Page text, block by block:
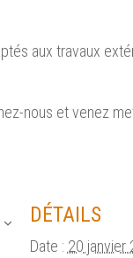
aux travaux
nous et venez
DÉTAILS
Date : 20 janvier